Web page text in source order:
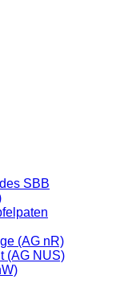
SBB
(AG nR)
(AG NUS)